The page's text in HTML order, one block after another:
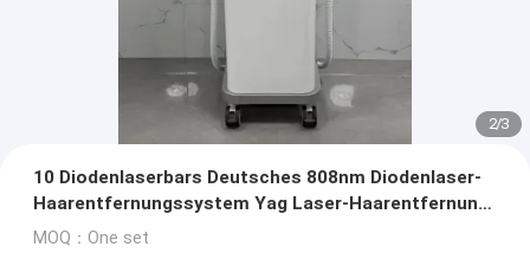
2/3
10 Diodenlaserbars Deutsches 808nm Diodenlaser-
Haarentfernungssystem Yag Laser-Haarentfernung
Maschine
MOQ：One set